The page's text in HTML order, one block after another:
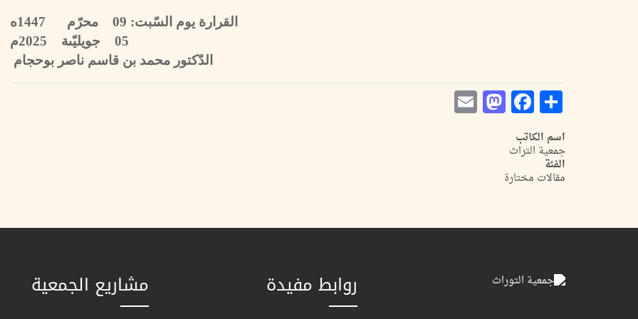
القرارة يوم السّبت: 09 محرّم 1447ه
05 جويليّىة 2025م
الدّكتور محمد بن قاسم ناصر بوحجام
Share
Facebook
Mastodon
اسم الكاتب
جمعية التراث
الفئة
مقالات مختارة
روابط مفيدة مشاريع الجمعية